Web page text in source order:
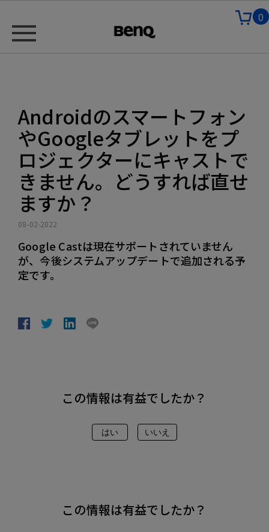
0
Androidのスマートフォン
やGoogleタブレットをプ
ロジェクターにキャストで
きません。どうすれば直せ
ますか？
08-02-2022
Google Castは現在サポートされていません
が、今後システムアップデートで追加される予
定です。
この情報は有益でしたか？
はい いいえ
この情報は有益でしたか？